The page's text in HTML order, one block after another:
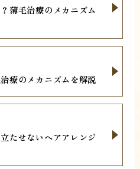
薄毛治療のメカニズム
療のメカニズムを解説
たせないヘアアレンジ